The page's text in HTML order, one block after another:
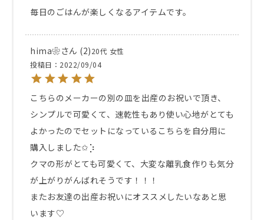
毎日のごはんが楽しくなるアイテムです。
hima❀︎ 2 20代 女性
投稿日
2022/09/04
こちらのメーカーの別の皿を出産のお祝いで頂き、
シンプルで可愛くて、速乾性もあり使い心地がとても
よかったのでセットになっているこちらを自分用に
購入しました✩︎⡱
クマの形がとても可愛くて、大変な離乳食作りも気分
が上がりがんばれそうです！！！
またお友達の出産お祝いにオススメしたいなあと思
います♡